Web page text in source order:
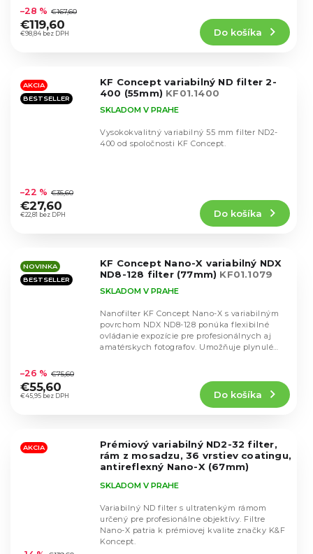
hodnotenie
produktu
je
hviezdičiek.
€98,84 bez DPH
–28 % €167,60
€119,60
Do košíka
AKCIA
BESTSELLER
KF Concept variabilný ND filter 2-
400 (55mm) KF01.1400
hodnotenie
produktu
je
hviezdičiek.
SKLADOM V PRAHE
€22,81 bez DPH
–22 % €35,60
€27,60
Do košíka
Vysokokvalitný variabilný 55 mm filter ND2-
400 od spoločnosti KF Concept.
NOVINKA
BESTSELLER
KF Concept Nano-X variabilný NDX
ND8-128 filter (77mm) KF01.1079
hodnotenie
produktu
je
hviezdičiek.
SKLADOM V PRAHE
€45,95 bez DPH
–26 % €75,60
€55,60
Do košíka
Nanofilter KF Concept Nano-X s variabilným
povrchom NDX ND8-128 ponúka flexibilné
ovládanie expozície pre profesionálnych aj
amatérskych fotografov. Umožňuje plynulé
AKCIA
Prémiový variabilný ND2-32 filter,
rám z mosadzu, 36 vrstiev coatingu,
antireflexný Nano-X (67mm)
hodnotenie
SKLADOM V PRAHE
Variabilný ND filter s ultratenkým rámom
určený pre profesionálne objektívy. Filtre
Nano-X patria k prémiovej kvalite značky K&F
Koncept.